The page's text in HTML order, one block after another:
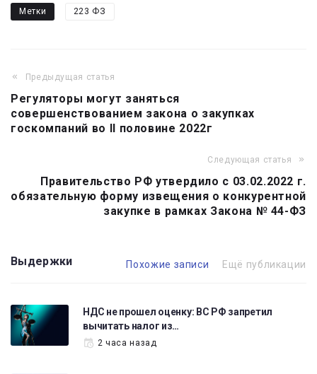
Метки 223 ФЗ
Навигация
по
записям
Предыдущая статья
Регуляторы могут заняться
совершенствованием закона о закупках
госкомпаний во II половине 2022г
Следующая статья
Правительство РФ утвердило с 03.02.2022 г.
обязательную форму извещения о конкурентной
закупке в рамках Закона № 44-ФЗ
Выдержки Похожие записи Ещё публикации
НДС не прошел оценку: ВС РФ запретил
вычитать налог из…
2 часа назад